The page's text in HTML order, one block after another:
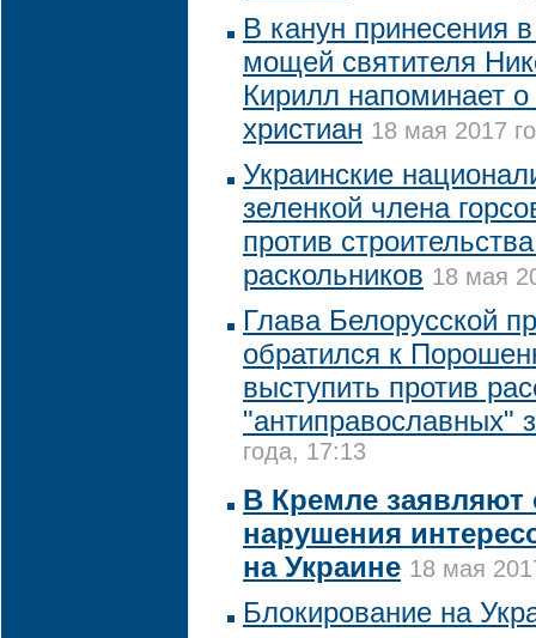
В канун принесения
мощей святителя
Кирилл напоминает
христиан 18 мая 2017
Украинские
зеленкой члена
против
раскольников 18 мая
Глава Белорусской
обратился к
выступить против
"антиправославных"
года, 17:13
В Кремле заявляют
нарушения
на Украине 18 мая
Блокирование на